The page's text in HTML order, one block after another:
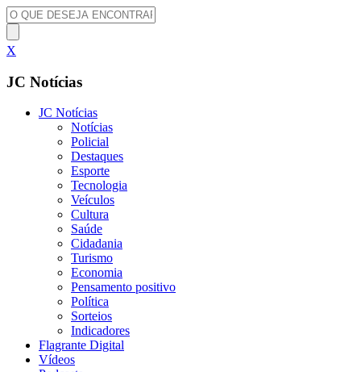
X
JC Notícias
JC Notícias
Notícias
Policial
Destaques
Esporte
Tecnologia
Veículos
Cultura
Saúde
Cidadania
Turismo
Economia
Pensamento positivo
Política
Sorteios
Indicadores
Flagrante Digital
Vídeos